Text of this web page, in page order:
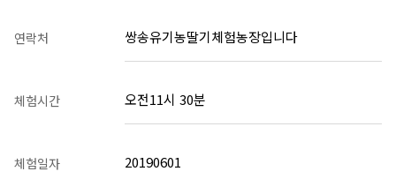
연락처 쌍송유기농딸기체험농장입니다
체험시간 오전11시 30분
체험일자 20190601